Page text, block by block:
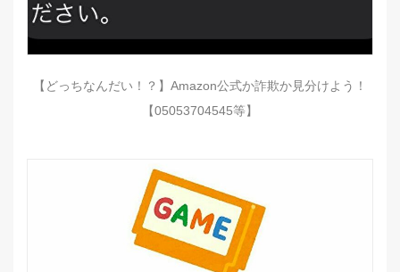
【どっちなんだい！？】Amazon公式か詐欺か見分けよう！
【05053704545等】